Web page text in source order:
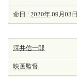
命日 : 2020年 09月03日
澤井信一郎
映画監督